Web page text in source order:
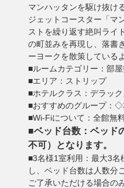
マンハッタンを駆け抜け
ジェットコースター「マ
ストを繰り返す絶叫ライ
の町並みを再現し、落書
ーヨークを散策している
■ルームカテゴリー：部
■エリア：ストリップ
■ホテルクラス：デラッ
■おすすめのグループ：
■Wi-Fiについて：全館無
■ベッド台数：ベッド
不可）となります。
■3名様1室利用：最大3名
し、ベッド台数は人数分
ご了承いただける場合の